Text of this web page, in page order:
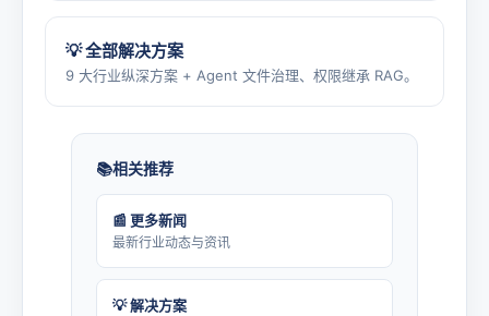
💡 全部解决方案
9 大行业纵深方案 + Agent 文件治理、权限继承 RAG。
相关推荐
📰 更多新闻
最新行业动态与资讯
💡 解决方案